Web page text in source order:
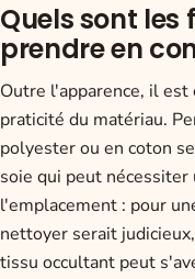
Quels sont
prendre en
Outre l'apparence, il
praticité du matériau.
polyester ou en coton
soie qui peut nécessiter
l'emplacement : pour
nettoyer serait
tissu occultant peut